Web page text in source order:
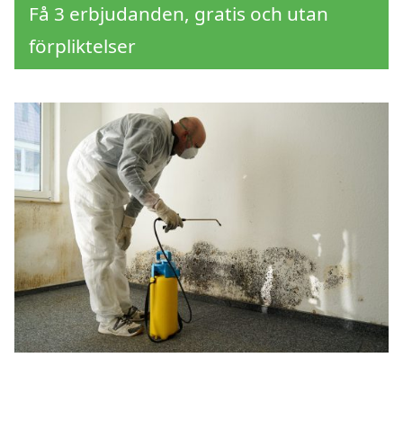
Få 3 erbjudanden, gratis och utan
förpliktelser